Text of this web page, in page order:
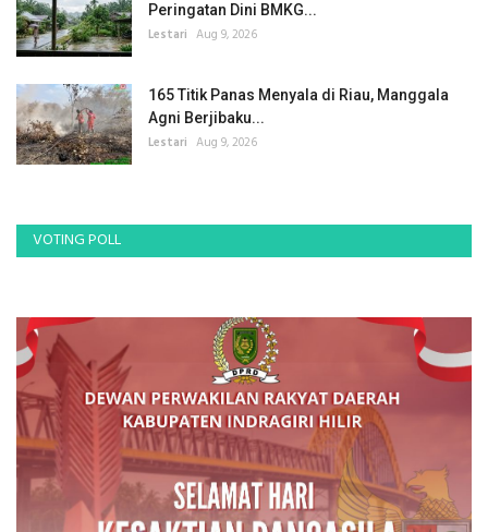
Peringatan Dini BMKG...
Lestari Aug 9, 2026
165 Titik Panas Menyala di Riau, Manggala
Agni Berjibaku...
Lestari Aug 9, 2026
VOTING POLL